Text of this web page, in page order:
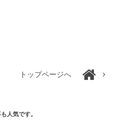
トップページへ
人気です。